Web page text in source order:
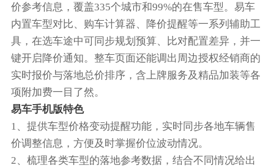
价参考信息，覆盖335个城市和99%的在售车型。易车
内置车型对比、购车计算器、降价提醒等一系列辅助工
具，在选车途中可同步规划预算、比对配置差异，并一
键开启降价通知。整车页面还能调出周边授权经销商的
实时报价与落地总价排序，含上牌服务及精品加装等各
项附加费一目了然。
易车手机版特色
1、提供车型价格变动提醒功能，实时同步各地车辆售
价调整信息，方便及时掌握价位波动情况。
2、梳理各类车型的落地参考数据，结合不同情况给出